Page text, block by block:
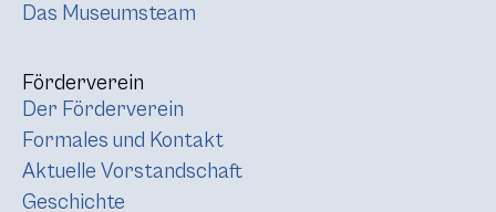
Das Museumsteam
Förderverein
Der Förderverein
Formales und Kontakt
Aktuelle Vorstandschaft
Geschichte